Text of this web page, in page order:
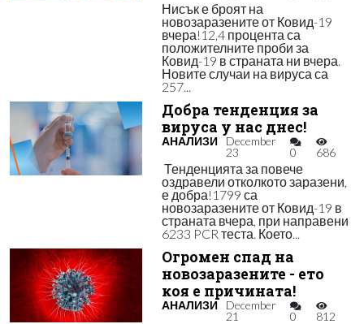
Нисък е броят на
новозаразените от Ковид-19
вчера!12,4 процента са
положителните проби за
Ковид-19 в страната ни вчера.
Новите случаи на вируса са
257...
Добра тенденция за
вируса у нас днес!
АНАЛИЗИ
December
23
0 686
Тенденцията за повече
оздравели отколкото заразени,
е добра!1799 са
новозаразените от Ковид-19 в
страната вчера, при направени
6233 PCR теста. Което...
Огромен спад на
новозаразените - ето
коя е причината!
АНАЛИЗИ
December
21
0 812